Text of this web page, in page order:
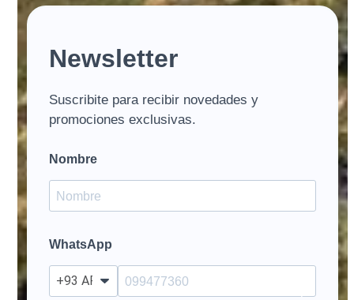
Newsletter
Suscribite para recibir novedades y
promociones exclusivas.
Nombre
WhatsApp
?